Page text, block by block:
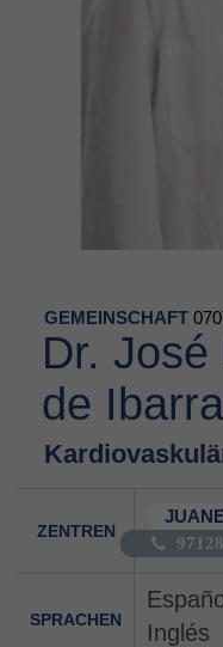
GEMEINSCHAFT
Dr.
de
ZENTREN
SPRACHEN
Inglés